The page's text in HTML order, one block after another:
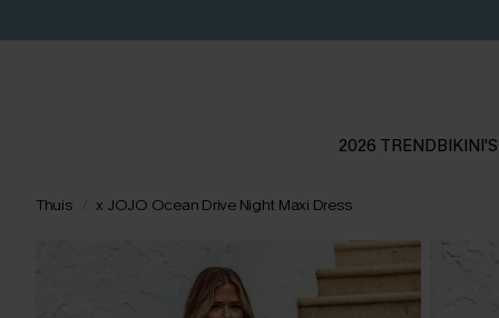
2026 TRENDBIKINI'S
Thuis x JOJO Ocean Drive Night Maxi Dress